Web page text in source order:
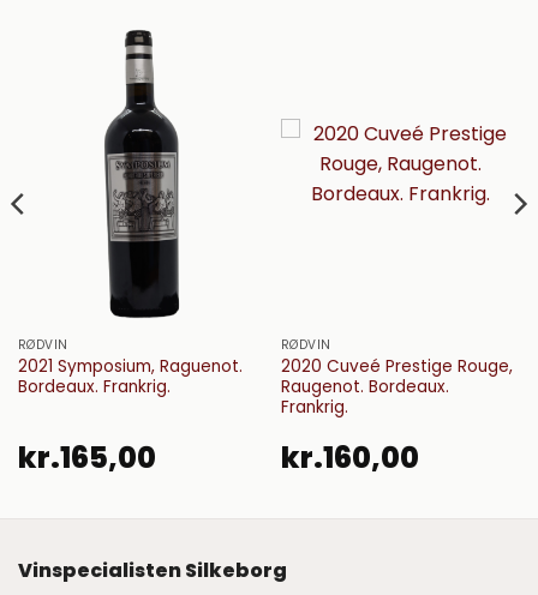
RØDVIN
2021 Symposium, Raguenot.
Bordeaux. Frankrig.
kr.165,00
RØDVIN
2020 Cuveé Prestige Rouge,
Raugenot. Bordeaux.
Frankrig.
kr.160,00
Vinspecialisten Silkeborg